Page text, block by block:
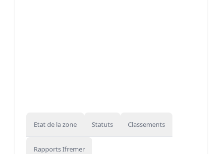
Etat de la zone Statuts Classements
Rapports Ifremer